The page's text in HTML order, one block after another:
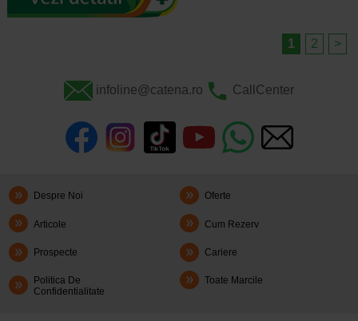
1 2 >
infoline@catena.ro CallCenter
Despre Noi Oferte
Articole Cum Rezerv
Prospecte Cariere
Politica De
Confidentialitate
Toate Marcile